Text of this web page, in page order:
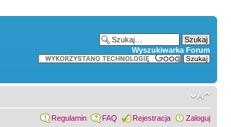
Wyszukiwarka Forum
Regulamin FAQ Rejestracja Zaloguj